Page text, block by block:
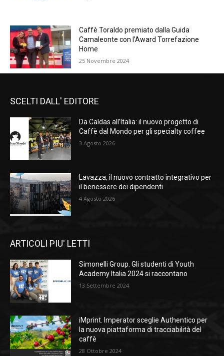
Caffè Toraldo premiato dalla Guida
Camaleonte con l’Award Torrefazione
Home
25 Novembre 2024
SCELTI DALL' EDITORE
Da Caldas all’Italia: il nuovo progetto di
Caffè dal Mondo per gli specialty coffee
3 Agosto 2026
Lavazza, il nuovo contratto integrativo per
il benessere dei dipendenti
4 Agosto 2026
ARTICOLI PIU' LETTI
Simonelli Group. Gli studenti di Youth
Academy Italia 2024 si raccontano
13 Settembre 2024
iMprint. Imperator sceglie Authentico per
la nuova piattaforma di tracciabilità del
caffè
28 Ottobre 2024